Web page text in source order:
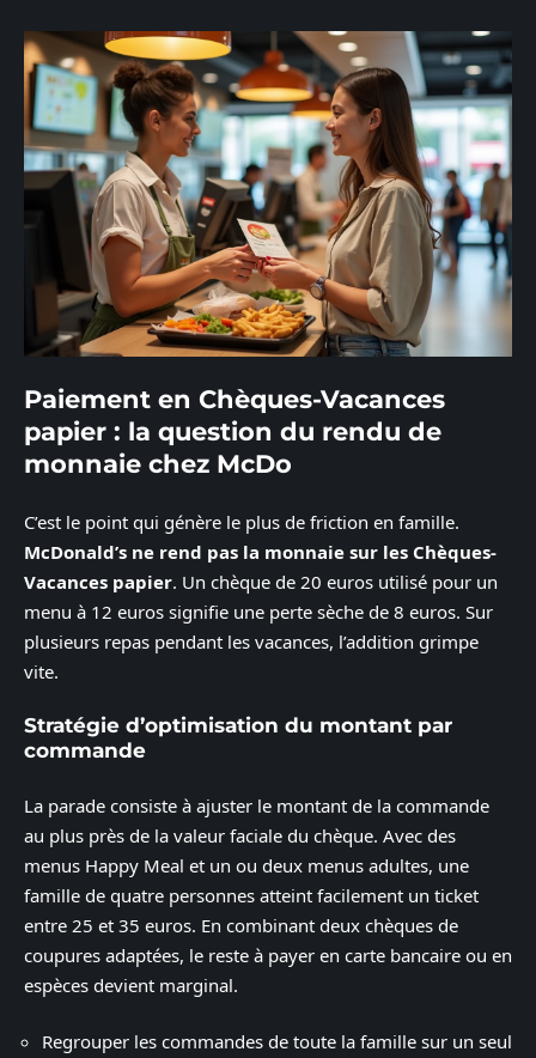
Paiement en Chèques-Vacances
papier : la question du rendu de
monnaie chez McDo
C’est le point qui génère le plus de friction en famille.
McDonald’s ne rend pas la monnaie sur les Chèques-
Vacances papier. Un chèque de 20 euros utilisé pour un
menu à 12 euros signifie une perte sèche de 8 euros. Sur
plusieurs repas pendant les vacances, l’addition grimpe
vite.
Stratégie d’optimisation du montant par
commande
La parade consiste à ajuster le montant de la commande
au plus près de la valeur faciale du chèque. Avec des
menus Happy Meal et un ou deux menus adultes, une
famille de quatre personnes atteint facilement un ticket
entre 25 et 35 euros. En combinant deux chèques de
coupures adaptées, le reste à payer en carte bancaire ou en
espèces devient marginal.
Regrouper les commandes de toute la famille sur un seul